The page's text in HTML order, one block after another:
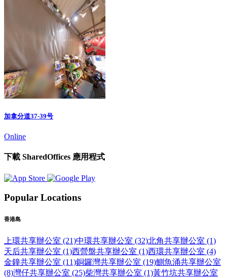
加拿分道37-39号
Online
下載 SharedOffices 應用程式
Popular Locations
香港島
上環共享辦公室 (21)中環共享辦公室 (32)北角共享辦公室 (1)
天后共享辦公室 (1)西營盤共享辦公室 (1)西環共享辦公室 (4)
金鐘共享辦公室 (11)銅鑼灣共享辦公室 (19)鰂魚涌共享辦公室
(8)灣仔共享辦公室 (25)柴灣共享辦公室 (1)黃竹坑共享辦公室